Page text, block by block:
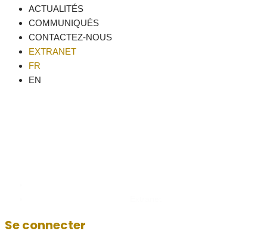
ACTUALITÉS
COMMUNIQUÉS
CONTACTEZ-NOUS
EXTRANET
FR
EN
Se connecter